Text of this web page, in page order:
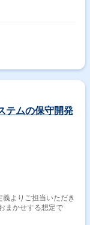
テムの保守開発
よりご担当いただき
まかせする想定で